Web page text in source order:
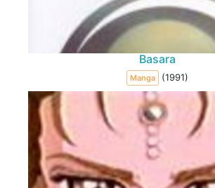
Basara
Manga (1991)